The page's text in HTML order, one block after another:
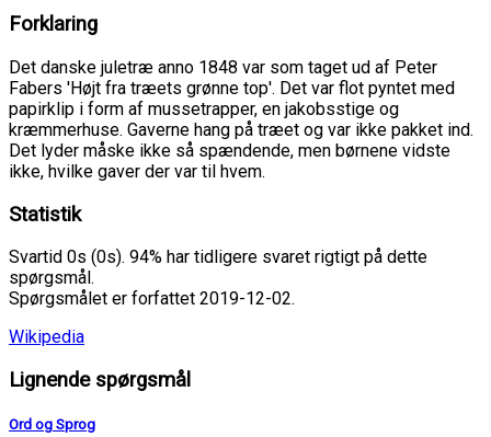
Forklaring
Det danske juletræ anno 1848 var som taget ud af Peter
Fabers 'Højt fra træets grønne top'. Det var flot pyntet med
papirklip i form af mussetrapper, en jakobsstige og
kræmmerhuse. Gaverne hang på træet og var ikke pakket ind.
Det lyder måske ikke så spændende, men børnene vidste
ikke, hvilke gaver der var til hvem.
Statistik
Svartid 0s (0s). 94% har tidligere svaret rigtigt på dette
spørgsmål.
Spørgsmålet er forfattet 2019-12-02.
Wikipedia
Lignende spørgsmål
Ord og Sprog